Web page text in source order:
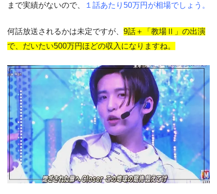
まで実績がないので、
１話あたり50万円が相場でしょう。
何話放送されるかは未定ですが、 9話＋「教場Ⅱ」の出演
で、だいたい500万円ほどの収入になりますね。